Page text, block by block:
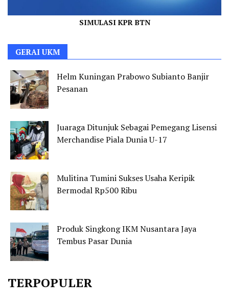
SIMULASI KPR BTN
GERAI UKM
Helm Kuningan Prabowo Subianto Banjir
Pesanan
Juaraga Ditunjuk Sebagai Pemegang Lisensi
Merchandise Piala Dunia U-17
Mulitina Tumini Sukses Usaha Keripik
Bermodal Rp500 Ribu
Produk Singkong IKM Nusantara Jaya
Tembus Pasar Dunia
TERPOPULER